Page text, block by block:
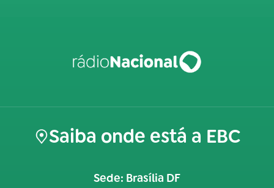
Saiba onde está a EBC
Sede: Brasília DF